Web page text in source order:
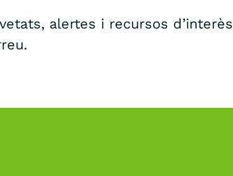
alertes i recursos d’interès